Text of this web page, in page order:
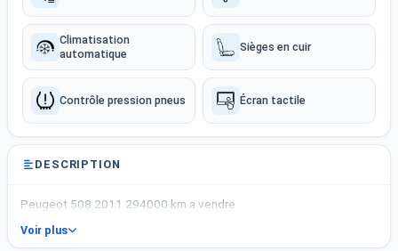
Climatisation
automatique
Sièges en cuir
Contrôle pression pneus Écran tactile
DESCRIPTION
Peugeot 508 2011 294000 km a vendre
Voir plus